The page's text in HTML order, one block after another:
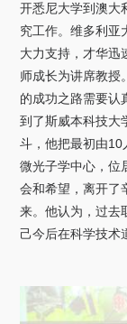
下载中心
开悉尼大学到澳大
究工作。维多利亚
大力支持，才华迅
师成长为讲席教授
的成功之路需要认
到了斯威本科技大
斗，他把最初由
微光子学中心，位
会和希望，离开了
来。他认为，过去
己今后在科学技术